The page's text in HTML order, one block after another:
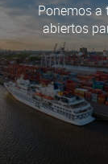
Ponemos a
abiertos